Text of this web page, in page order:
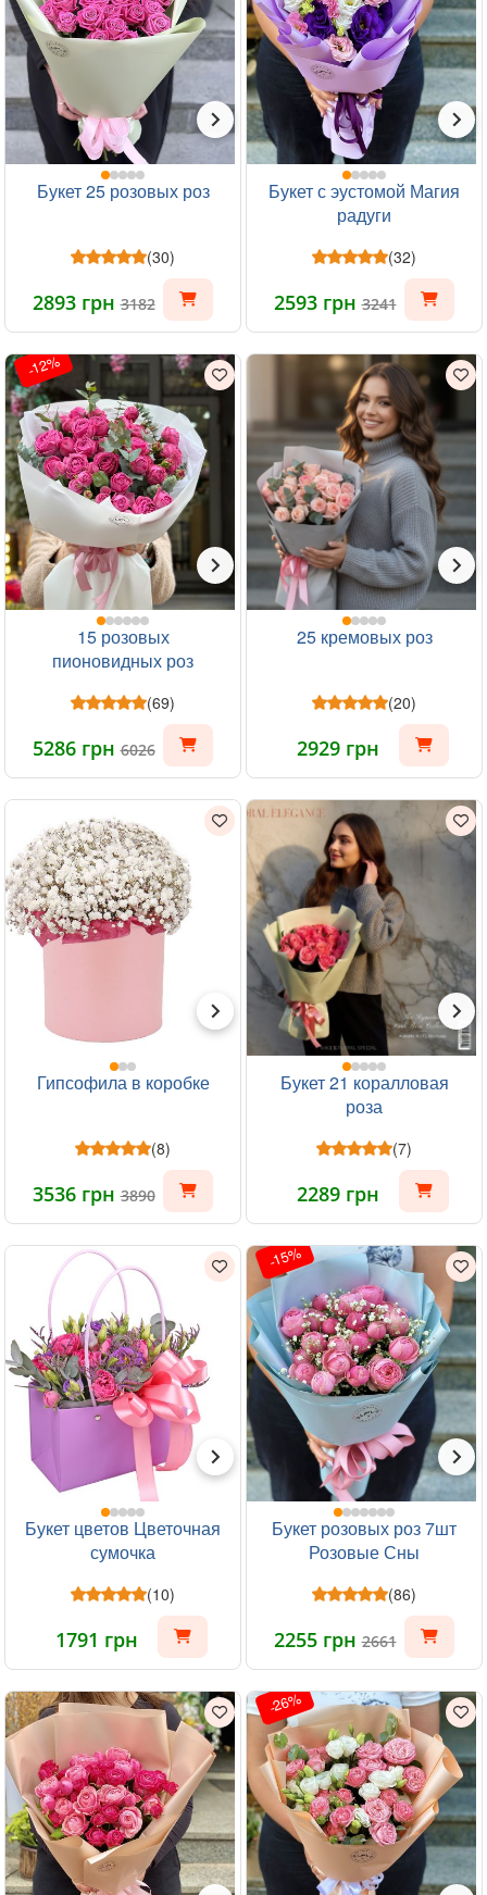
Букет 25 розовых роз
(30)
2893 грн3182
Букет с эустомой Магия
радуги
(32)
2593 грн3241
-12%
15 розовых
пионовидных роз
(69)
5286 грн6026
25 кремовых роз
(20)
2929 грн
Гипсофила в коробке
(8)
3536 грн3890
Букет 21 коралловая
роза
(7)
2289 грн
Букет цветов Цветочная
сумочка
(10)
1791 грн
-15%
Букет розовых роз 7шт
Розовые Сны
(86)
2255 грн2661
-26%